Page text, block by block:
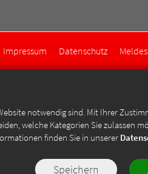
notwendig sind. Mit Ihrer
welche Kategorien Sie zulassen
finden Sie in unserer
Speichern
Impressum Datenschutz